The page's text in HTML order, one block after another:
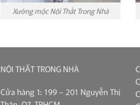
Xưởng mộc Nội Thất Trong Nhà
NỘI THẤT TRONG NHÀ
Cửa hàng 1: 199 – 201 Nguyễn Thị